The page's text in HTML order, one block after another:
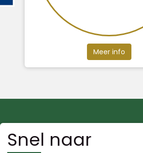
Meer info
Snel naar